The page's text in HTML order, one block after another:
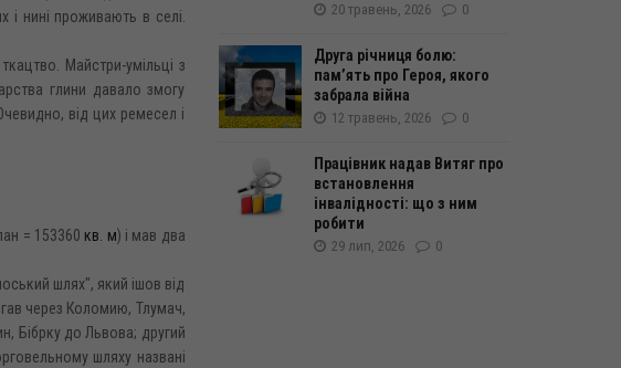
нині проживають в селі.
Майстри-умільці з
глини давало змогу
від цих ремесел і
= 153360 кв. м) і мав два
шлях", який ішов від
через Коломию, Тлумач,
Бібрку до Львова; другий
шляху названі
20 травень, 2026 0
Друга річниця болю:
пам’ять про Героя, якого
забрала війна
12 травень, 2026 0
Працівник надав Витяг про
встановлення
інвалідності: що з ним
робити
29 лип, 2026 0